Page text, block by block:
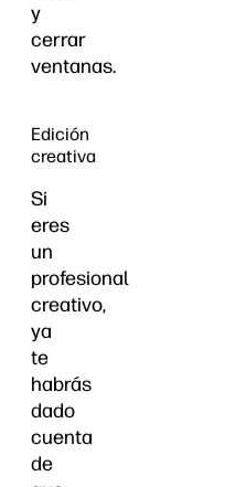
y
cerrar
ventanas.
Edición
creativa
Si
eres
un
profesional
creativo,
ya
te
habrás
dado
cuenta
de